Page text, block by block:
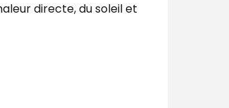
directe, du soleil et